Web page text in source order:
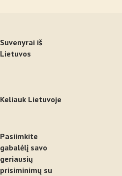
Suvenyrai iš
Lietuvos
Keliauk Lietuvoje
Pasiimkite
gabalėlį savo
geriausių
prisiminimų su